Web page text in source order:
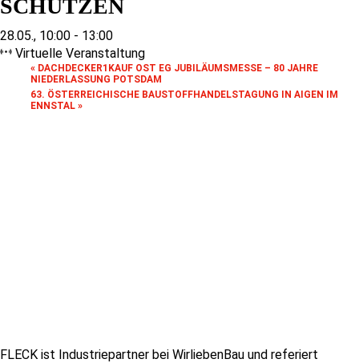
SCHÜTZEN
28.05., 10:00 - 13:00
Virtuelle Veranstaltung
« DACHDECKER1KAUF OST EG JUBILÄUMSMESSE – 80 JAHRE
NIEDERLASSUNG POTSDAM
63. ÖSTERREICHISCHE BAUSTOFFHANDELSTAGUNG IN AIGEN IM
ENNSTAL »
FLECK ist Industriepartner bei WirliebenBau und referiert